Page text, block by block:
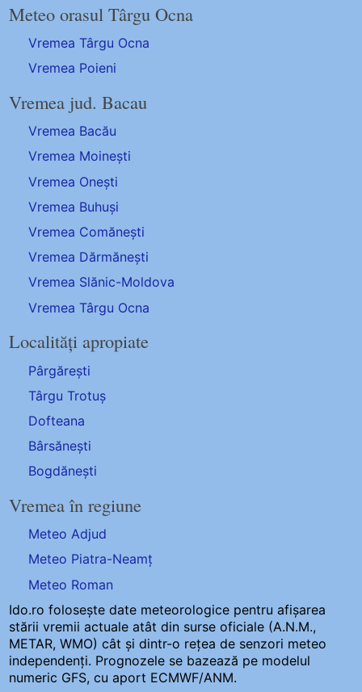
Meteo orasul Târgu Ocna
Vremea Târgu Ocna
Vremea Poieni
Vremea jud. Bacau
Vremea Bacău
Vremea Moinești
Vremea Onești
Vremea Buhuși
Vremea Comănești
Vremea Dărmănești
Vremea Slănic-Moldova
Vremea Târgu Ocna
Localități apropiate
Pârgărești
Târgu Trotuș
Dofteana
Bârsănești
Bogdănești
Vremea în regiune
Meteo Adjud
Meteo Piatra-Neamț
Meteo Roman
Ido.ro folosește date meteorologice pentru afișarea
stării vremii actuale atât din surse oficiale (A.N.M.,
METAR, WMO) cât și dintr-o rețea de senzori meteo
independenți. Prognozele se bazează pe modelul
numeric GFS, cu aport ECMWF/ANM.